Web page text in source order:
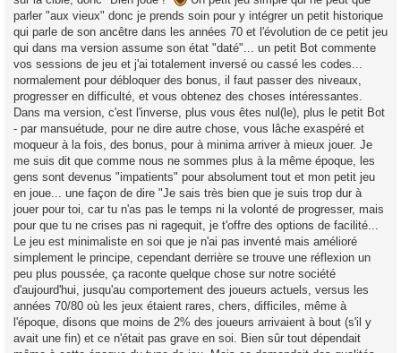
n
l
parler "aux vieux" donc je prends soin pour y intégrer un petit historique
qui parle de son ancêtre dans les années 70 et l'évolution de ce petit jeu
qui dans ma version assume son état "daté"... un petit Bot commente
vos sessions de jeu et j'ai totalement inversé ou cassé les codes...
normalement pour débloquer des bonus, il faut passer des niveaux,
progresser en difficulté, et vous obtenez des choses intéressantes.
Dans ma version, c'est l'inverse, plus vous êtes nul(le), plus le petit Bot
- par mansuétude, pour ne dire autre chose, vous lâche exaspéré et
moqueur à la fois, des bonus, pour à minima arriver à mieux jouer. Je
me suis dit que comme nous ne sommes plus à la même époque, les
gens sont devenus "impatients" pour absolument tout et mon petit jeu
en joue... une façon de dire "Je sais très bien que je suis trop dur à
jouer pour toi, car tu n'as pas le temps ni la volonté de progresser, mais
pour que tu ne crises pas ni ragequit, je t'offre des options de facilité...
Le jeu est minimaliste en soi que je n'ai pas inventé mais amélioré
simplement le principe, cependant derrière se trouve une réflexion un
peu plus poussée, ça raconte quelque chose sur notre société
d'aujourd'hui, jusqu'au comportement des joueurs actuels, versus les
années 70/80 où les jeux étaient rares, chers, difficiles, même à
l'époque, disons que moins de 2% des joueurs arrivaient à bout (s'il y
avait une fin) et ce n'était pas grave en soi. Bien sûr tout dépendait